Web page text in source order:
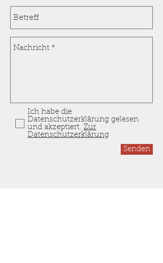
Ich habe die
Datenschutzerklärung gelesen
und akzeptiert. Zur
Datenschutzerklärung
Senden